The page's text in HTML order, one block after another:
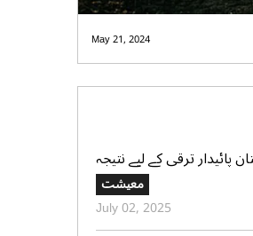
May 21, 2024
پائیدار ترقی کے لیے نتیجہ
اور شفاف شراکت داریوں کے
لیے پرعزم ہے،محمد اورنگزیب
معیشت
July 02, 2025